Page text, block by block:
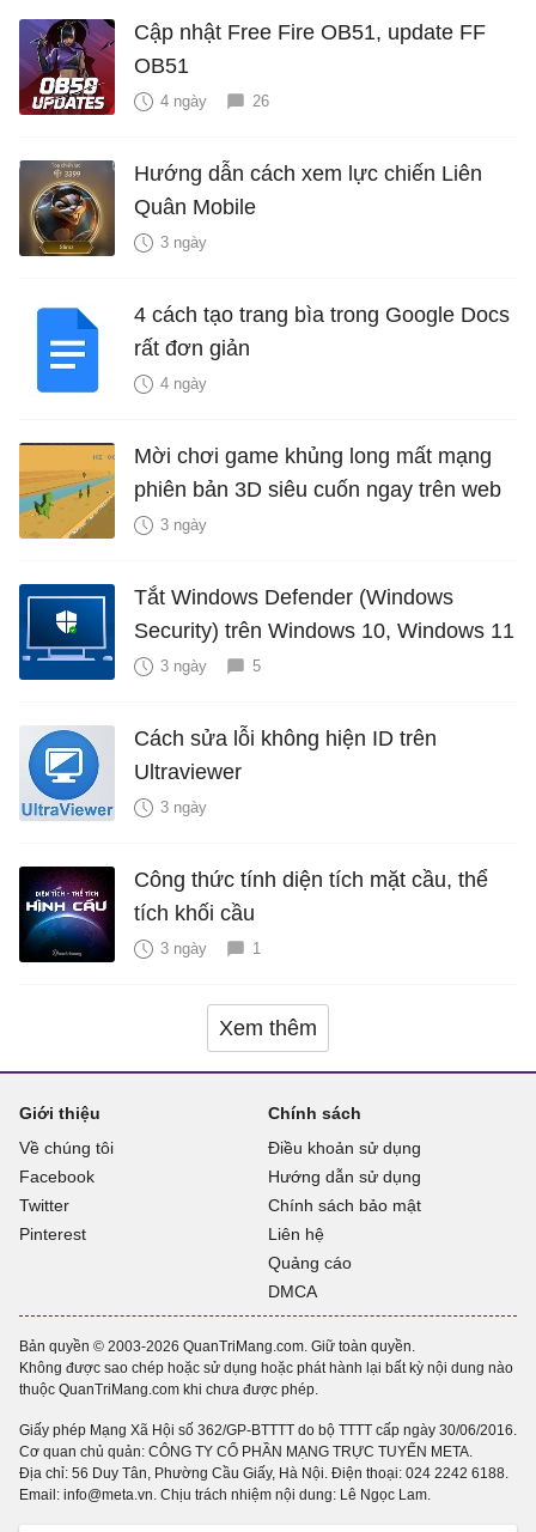
Cập nhật Free Fire OB51, update FF
OB51
4 ngày 26
Hướng dẫn cách xem lực chiến Liên
Quân Mobile
3 ngày
4 cách tạo trang bìa trong Google Docs
rất đơn giản
4 ngày
Mời chơi game khủng long mất mạng
phiên bản 3D siêu cuốn ngay trên web
3 ngày
Tắt Windows Defender (Windows
Security) trên Windows 10, Windows 11
3 ngày 5
Cách sửa lỗi không hiện ID trên
Ultraviewer
3 ngày
Công thức tính diện tích mặt cầu, thể
tích khối cầu
3 ngày 1
Xem thêm
Giới thiệu
Về chúng tôi
Facebook
Twitter
Pinterest
Chính sách
Điều khoản sử dụng
Hướng dẫn sử dụng
Chính sách bảo mật
Liên hệ
Quảng cáo
DMCA
Bản quyền © 2003-2026 QuanTriMang.com. Giữ toàn quyền.
Không được sao chép hoặc sử dụng hoặc phát hành lại bất kỳ nội dung nào
thuộc QuanTriMang.com khi chưa được phép.
Giấy phép Mạng Xã Hội số 362/GP-BTTTT do bộ TTTT cấp ngày 30/06/2016.
Cơ quan chủ quản: CÔNG TY CỔ PHẦN MẠNG TRỰC TUYẾN META.
Địa chỉ: 56 Duy Tân, Phường Cầu Giấy, Hà Nội. Điện thoại: 024 2242 6188
Email: info@meta.vn. Chịu trách nhiệm nội dung: Lê Ngọc Lam.